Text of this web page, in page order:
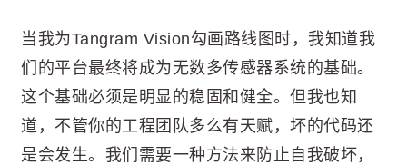
当我为Tangram Vision勾画路线图时，我知道我
们的平台最终将成为无数多传感器系统的基础。
这个基础必须是明显的稳固和健全。但我也知
道，不管你的工程团队多么有天赋，坏的代码还
是会发生。我们需要一种方法来防止自我破坏，